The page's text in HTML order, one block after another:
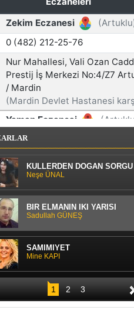
KÜLLERDEN DOĞAN SORGU
Neşe ÜNAL
BİR ELMANIN İKİ YARISI
Sadullah GÜNEŞ
SAMİMİYET
Mine KAPI
DÜĞÜNÜN ALKIŞI BİR GECE,
BORCU KAÇ YIL?
Halil EL
1 2 3